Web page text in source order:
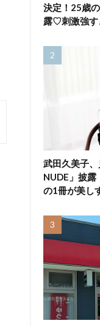
決定！25歳
露♡刺激強す
武田久美子
NUDE」披
の1冊が美し